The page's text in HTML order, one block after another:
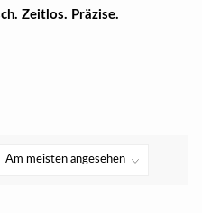
Zeitlos. Präzise.